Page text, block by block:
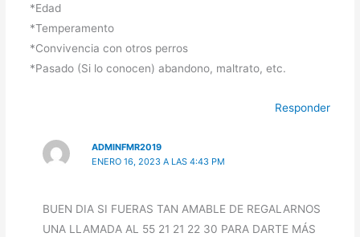
*Edad
*Temperamento
*Convivencia con otros perros
*Pasado (Si lo conocen) abandono, maltrato, etc.
Responder
ADMINFMR2019
ENERO 16, 2023 A LAS 4:43 PM
BUEN DIA SI FUERAS TAN AMABLE DE REGALARNOS
UNA LLAMADA AL 55 21 21 22 30 PARA DARTE MÁS